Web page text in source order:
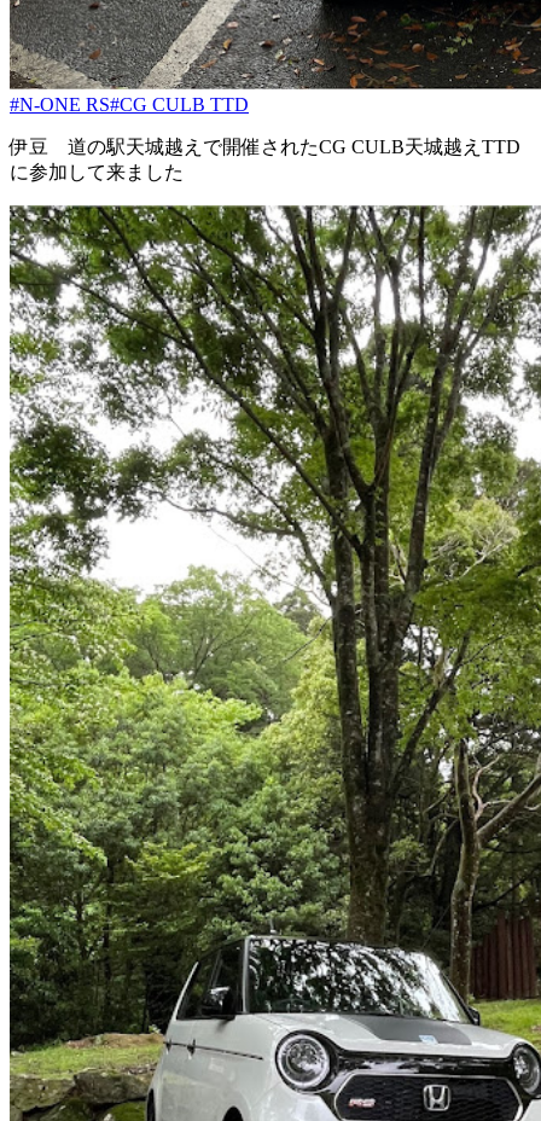
#N-ONE RS#CG CULB TTD
伊豆 道の駅天城越えで開催されたCG CULB天城越えTTD
に参加して来ました